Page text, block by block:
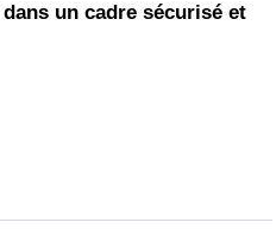
un cadre sécurisé et